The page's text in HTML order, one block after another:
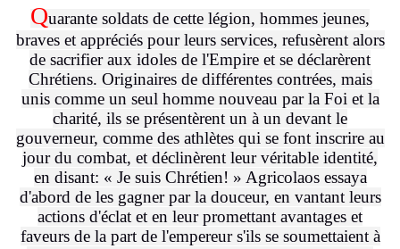
Quarante soldats de cette légion, hommes jeunes,
braves et appréciés pour leurs services, refusèrent alors
de sacrifier aux idoles de l'Empire et se déclarèrent
Chrétiens. Originaires de différentes contrées, mais
unis comme un seul homme nouveau par la Foi et la
charité, ils se présentèrent un à un devant le
gouverneur, comme des athlètes qui se font inscrire au
jour du combat, et déclinèrent leur véritable identité,
en disant: « Je suis Chrétien! » Agricolaos essaya
d'abord de les gagner par la douceur, en vantant leurs
actions d'éclat et en leur promettant avantages et
faveurs de la part de l'empereur s'ils se soumettaient à